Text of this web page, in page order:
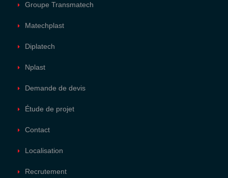
Groupe Transmatech
Matechplast
Diplatech
Nplast
Demande de devis
Étude de projet
Contact
Localisation
Recrutement